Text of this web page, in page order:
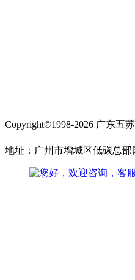
Copyright©1998-2026 广东五
地址：广州市增城区低碳总